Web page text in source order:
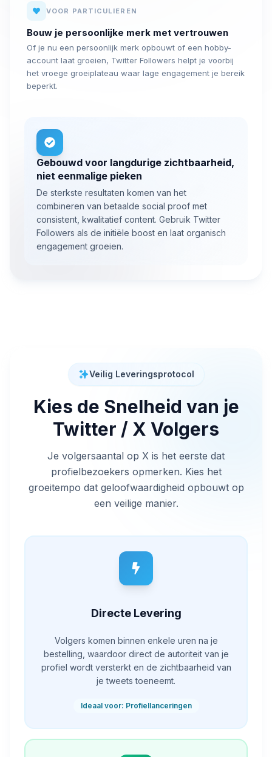
VOOR PARTICULIEREN
Bouw je persoonlijke merk met vertrouwen
Of je nu een persoonlijk merk opbouwt of een hobby-
account laat groeien, Twitter Followers helpt je voorbij
het vroege groeiplateau waar lage engagement je bereik
beperkt.
Gebouwd voor langdurige zichtbaarheid,
niet eenmalige pieken
De sterkste resultaten komen van het
combineren van betaalde social proof met
consistent, kwalitatief content. Gebruik Twitter
Followers als de initiële boost en laat organisch
engagement groeien.
Veilig Leveringsprotocol
Kies de Snelheid van je
Twitter / X Volgers
Je volgersaantal op X is het eerste dat
profielbezoekers opmerken. Kies het
groeitempo dat geloofwaardigheid opbouwt op
een veilige manier.
Directe Levering
Volgers komen binnen enkele uren na je
bestelling, waardoor direct de autoriteit van je
profiel wordt versterkt en de zichtbaarheid van
je tweets toeneemt.
Ideaal voor: Profiellanceringen